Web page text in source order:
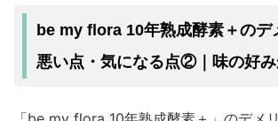
be my flora 10年熟成酵素＋のデ
悪い点・気になる点②｜味の好